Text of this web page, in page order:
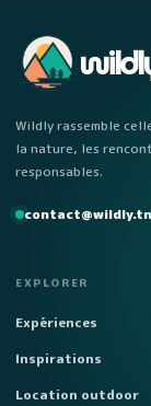
Wildly rassemble
la nature, les
responsables.
contact@wildly.tn
EXPLORER
Expériences
Inspirations
Location outdoor